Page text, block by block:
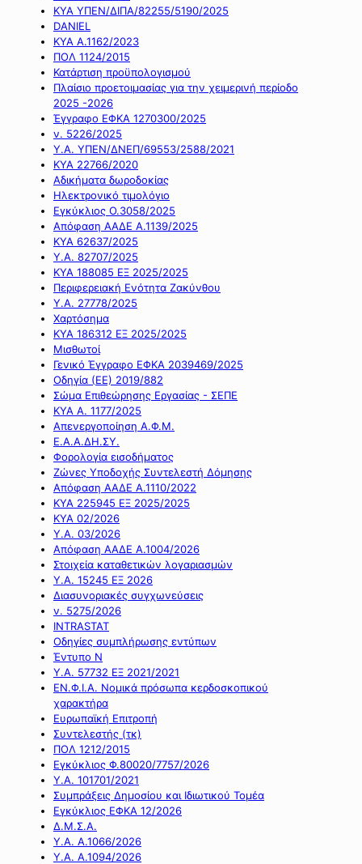
ΚΥΑ ΥΠΕΝ/ΔΙΠΑ/82255/5190/2025
DANIEL
ΚΥΑ Α.1162/2023
ΠΟΛ 1124/2015
Κατάρτιση προϋπολογισμού
Πλαίσιο προετοιμασίας για την χειμερινή περίοδο
2025 -2026
Έγγραφο ΕΦΚΑ 1270300/2025
ν. 5226/2025
Υ.Α. ΥΠΕΝ/ΔΝΕΠ/69553/2588/2021
ΚΥΑ 22766/2020
Αδικήματα δωροδοκίας
Ηλεκτρονικό τιμολόγιο
Εγκύκλιος Ο.3058/2025
Απόφαση ΑΑΔΕ Α.1139/2025
ΚΥΑ 62637/2025
Υ.Α. 82707/2025
ΚΥΑ 188085 ΕΞ 2025/2025
Περιφερειακή Ενότητα Ζακύνθου
Υ.Α. 27778/2025
Χαρτόσημα
ΚΥΑ 186312 ΕΞ 2025/2025
Μισθωτοί
Γενικό Έγγραφο ΕΦΚΑ 2039469/2025
Οδηγία (ΕΕ) 2019/882
Σώμα Επιθεώρησης Εργασίας - ΣΕΠΕ
ΚΥΑ Α. 1177/2025
Απενεργοποίηση Α.Φ.Μ.
Ε.Α.Α.ΔΗ.ΣΥ.
Φορολογία εισοδήματος
Ζώνες Υποδοχής Συντελεστή Δόμησης
Απόφαση ΑΑΔΕ Α.1110/2022
ΚΥΑ 225945 ΕΞ 2025/2025
ΚΥΑ 02/2026
Υ.Α. 03/2026
Απόφαση ΑΑΔΕ Α.1004/2026
Στοιχεία καταθετικών λογαριασμών
Υ.Α. 15245 ΕΞ 2026
Διασυνοριακές συγχωνεύσεις
ν. 5275/2026
INTRASTAT
Οδηγίες συμπλήρωσης εντύπων
Έντυπο Ν
Υ.Α. 57732 ΕΞ 2021/2021
ΕΝ.Φ.Ι.Α. Νομικά πρόσωπα κερδοσκοπικού
χαρακτήρα
Ευρωπαϊκή Επιτροπή
Συντελεστής (τκ)
ΠΟΛ 1212/2015
Εγκύκλιος Φ.80020/7757/2026
Υ.Α. 101701/2021
Συμπράξεις Δημοσίου και Ιδιωτικού Τομέα
Εγκύκλιος ΕΦΚΑ 12/2026
Δ.Μ.Σ.Α.
Υ.Α. Α.1066/2026
Υ.Α. Α.1094/2026